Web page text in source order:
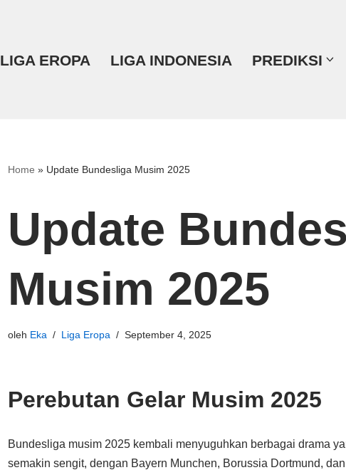
LIGA EROPA LIGA INDONESIA PREDIKSI
Home » Update Bundesliga Musim 2025
Update
Musim 2025
oleh Eka Liga Eropa September 4, 2025
Perebutan Gelar Musim 2025
Bundesliga musim 2025 kembali menyuguhkan berbagai drama
semakin sengit, dengan Bayern Munchen, Borussia Dortmund,